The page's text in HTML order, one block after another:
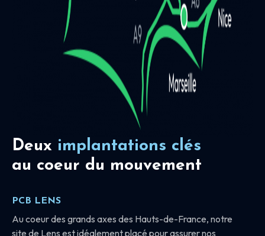
Deux implantations clés
au coeur du mouvement
PCB LENS
Au coeur des grands axes des Hauts-de-France, notre
site de Lens est idéalement placé pour assurer nos